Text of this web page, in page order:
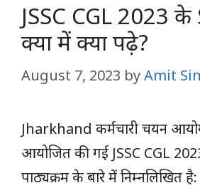
JSSC CGL 2023
क्या में क्या पढ़े?
August 7, 2023 byAmit
Jharkhand कर्मचारी चयन आयोग
आयोजित की गई JSSC CGL
पाठ्यक्रम के बारे में निम्नलिखित है: